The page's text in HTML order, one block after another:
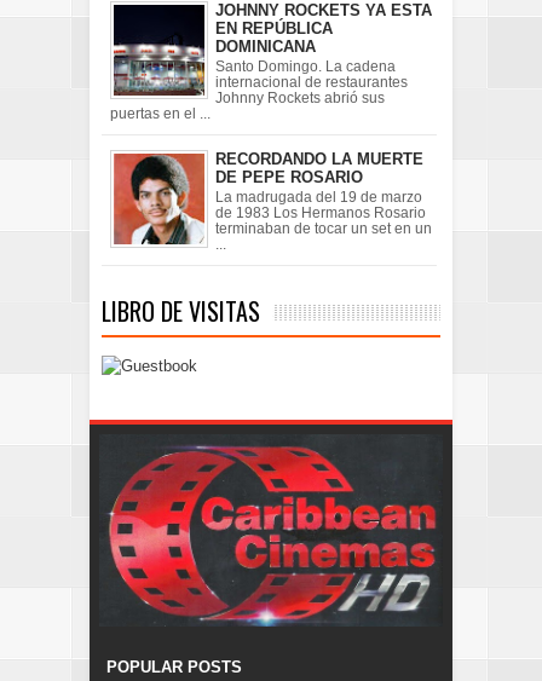
JOHNNY ROCKETS YA ESTA
EN REPÚBLICA
DOMINICANA
Santo Domingo. La cadena
internacional de restaurantes
Johnny Rockets abrió sus
puertas en el ...
RECORDANDO LA MUERTE
DE PEPE ROSARIO
La madrugada del 19 de marzo
de 1983 Los Hermanos Rosario
terminaban de tocar un set en un
LIBRO DE VISITAS
POPULAR POSTS